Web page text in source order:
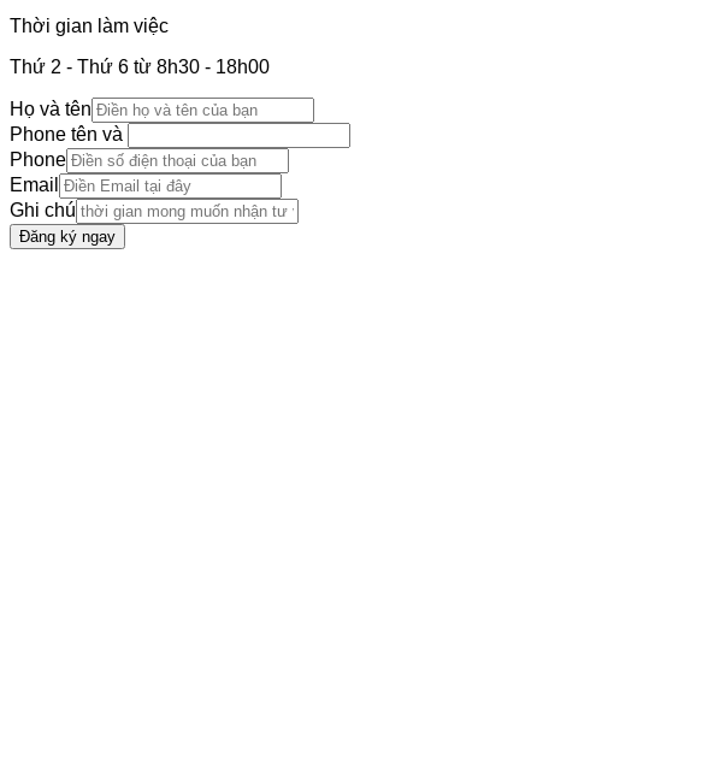
Thời gian làm việc
Thứ 2 - Thứ 6 từ 8h30 - 18h00
Họ và tên
Phone tên và
Phone
Email
Ghi chú
Đăng ký ngay